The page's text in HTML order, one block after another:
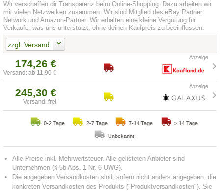
Wir verschaffen dir Transparenz beim Online-Shopping. Dazu arbeiten wir
mit vielen Netzwerken zusammen. Wir sind Mitglied des eBay Partner
Network und Amazon-Partner. Wir erhalten eine kleine Vergütung für
Verkäufe, was uns unterstützt, ohne deinen Kaufpreis zu beeinflussen.
zzgl. Versand
174,26 €
Versand: ab 11,90 €
245,30 €
Versand: frei
0-2 Tage 2-7 Tage 7-14 Tage > 14 Tage
Unbekannt